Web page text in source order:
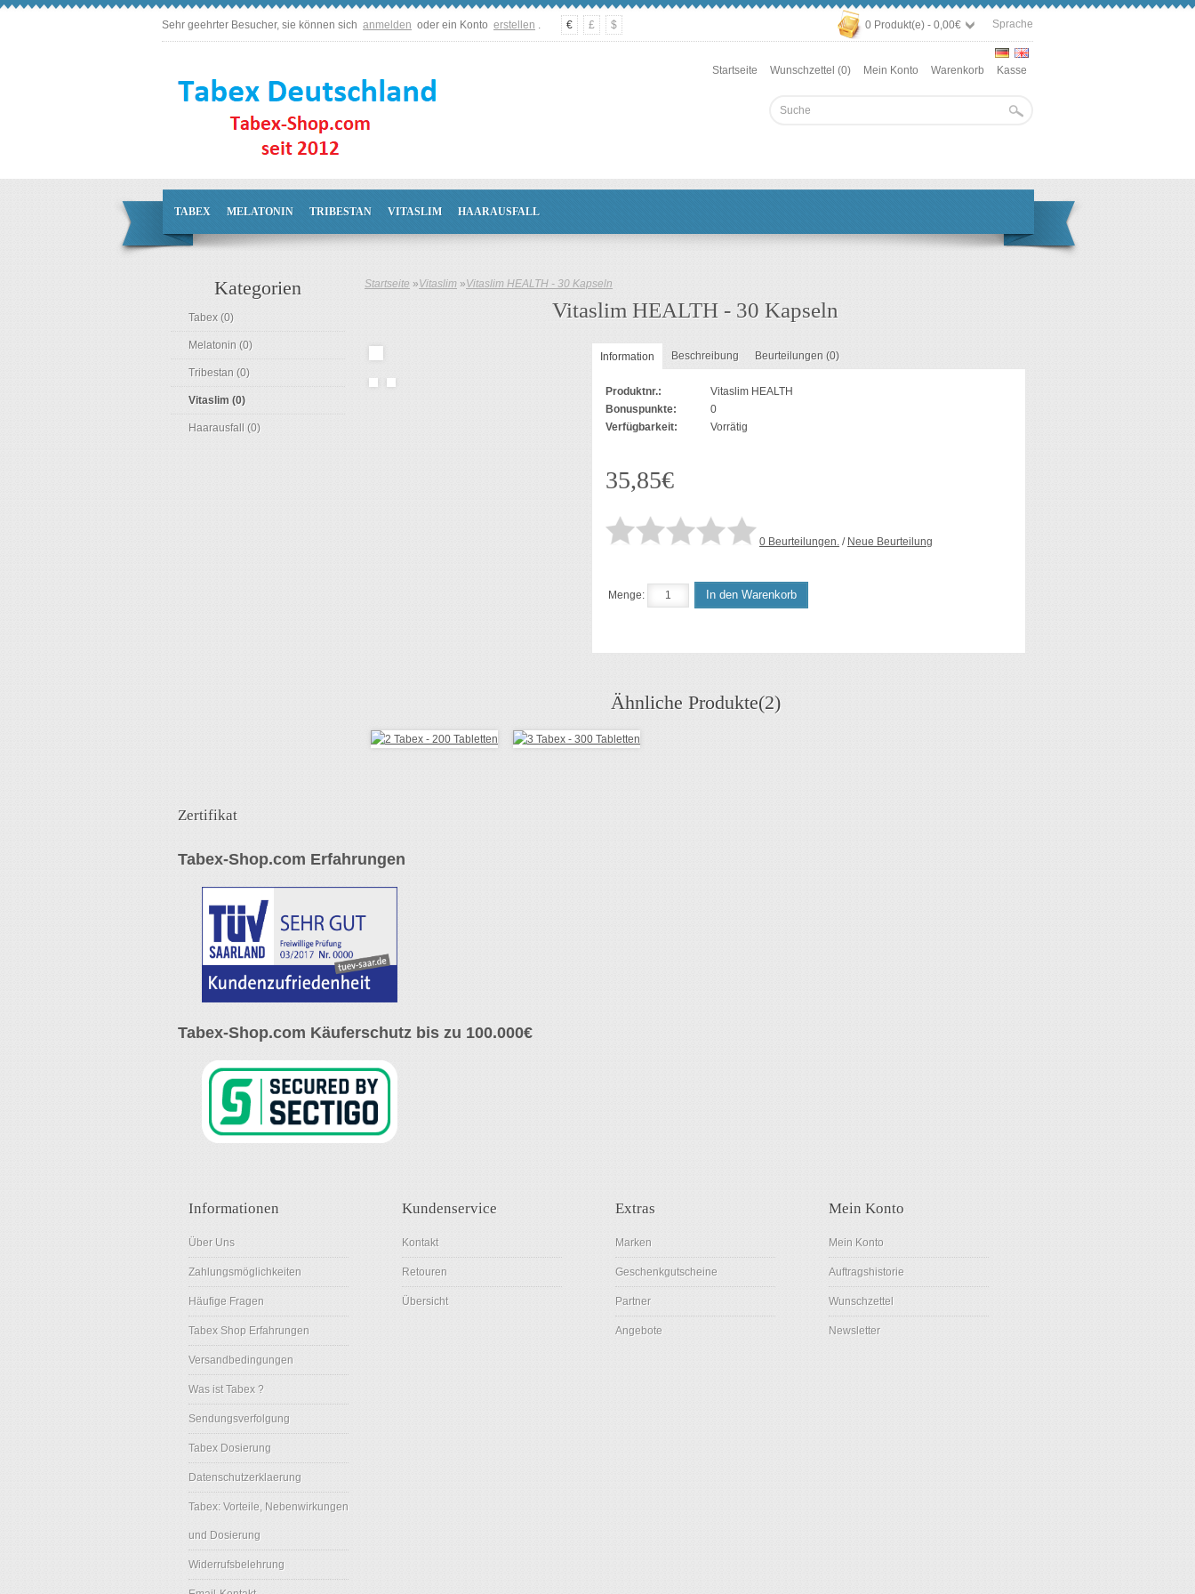
Sehr geehrter Besucher, sie können sich anmelden oder ein Konto erstellen . Sprache
€ £ $ 0 Produkt(e) - 0,00€
Startseite Wunschzettel (0) Mein Konto Warenkorb Kasse
TABEX MELATONIN TRIBESTAN VITASLIM HAARAUSFALL
Kategorien
Tabex (0)
Melatonin (0)
Tribestan (0)
Vitaslim (0)
Haarausfall (0)
Startseite »Vitaslim »Vitaslim HEALTH - 30 Kapseln
Vitaslim HEALTH - 30 Kapseln
Information Beschreibung Beurteilungen (0)
Produktnr.:
Vitaslim HEALTH
Bonuspunkte:
0
Verfügbarkeit:
Vorrätig
35,85€
0 Beurteilungen. / Neue Beurteilung
Menge: In den Warenkorb
Ähnliche Produkte(2)
Zertifikat
Tabex-Shop.com Erfahrungen
Tabex-Shop.com Käuferschutz bis zu 100.000€
Informationen
Über Uns
Zahlungsmöglichkeiten
Häufige Fragen
Tabex Shop Erfahrungen
Versandbedingungen
Was ist Tabex ?
Sendungsverfolgung
Tabex Dosierung
Datenschutzerklaerung
Tabex: Vorteile, Nebenwirkungen
und Dosierung
Widerrufsbelehrung
Kundenservice
Kontakt
Retouren
Übersicht
Extras
Marken
Geschenkgutscheine
Partner
Angebote
Mein Konto
Mein Konto
Auftragshistorie
Wunschzettel
Newsletter